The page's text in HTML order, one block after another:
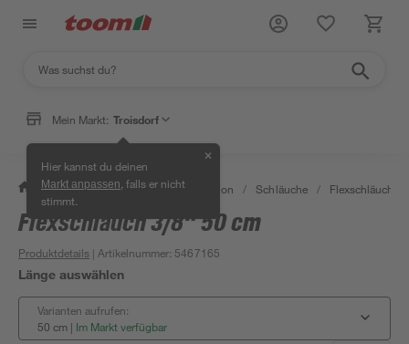
Mein Markt: Troisdorf
Hier kannst du deinen
Markt anpassen , falls er nicht
stimmt.
✕
/ Bad & Sanitär / Sanitärinstallation / Schläuche / Flexschläuche
Flexschlauch 3/8" 50 cm
Produktdetails | Artikelnummer: 5467165
Länge auswählen
Varianten aufrufen:
50 cm | Im Markt verfügbar